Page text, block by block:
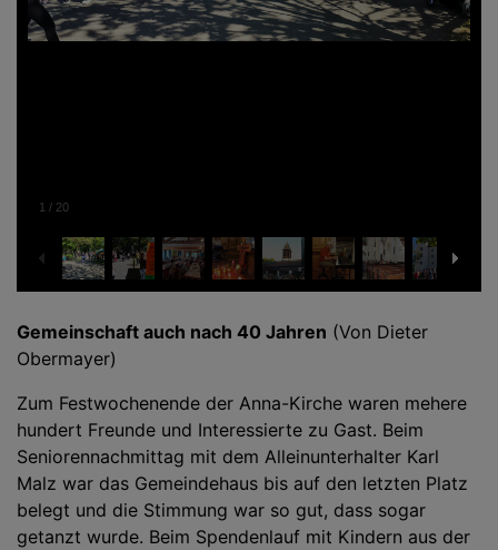
1 / 20
Gemeinschaft auch nach 40 Jahren (Von Dieter
Obermayer)
Zum Festwochenende der Anna-Kirche waren mehere
hundert Freunde und Interessierte zu Gast. Beim
Seniorennachmittag mit dem Alleinunterhalter Karl
Malz war das Gemeindehaus bis auf den letzten Platz
belegt und die Stimmung war so gut, dass sogar
getanzt wurde. Beim Spendenlauf mit Kindern aus der